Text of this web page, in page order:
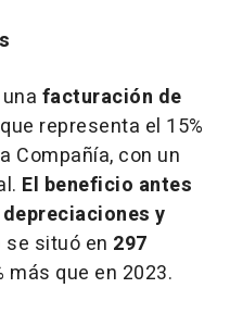
facturación de
representa el 15%
Compañía, con un
El beneficio antes
y
se situó en 297
más que en 2023.